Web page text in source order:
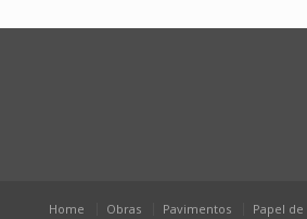
Home Obras Pavimentos Papel